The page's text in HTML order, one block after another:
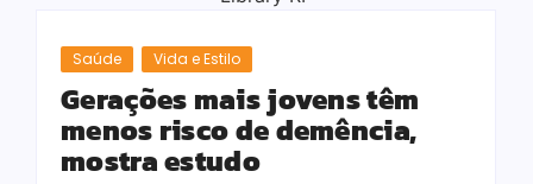
Saúde Vida e Estilo
Gerações mais jovens têm
menos risco de demência,
mostra estudo